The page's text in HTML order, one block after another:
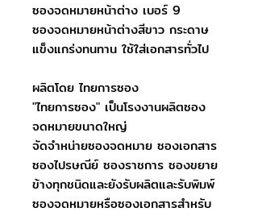
ซองจดหมายหน้าต่าง เบอร์ 9
ซองจดหมายหน้าต่างสีขาว กระดาษ
แข็งแกร่งทนทาน ใช้ใส่เอกสารทั่วไป
ผลิตโดย ไทยการซอง
"ไทยการซอง" เป็นโรงงานผลิตซอง
จดหมายขนาดใหญ่
จัดจำหน่ายซองจดหมาย ซองเอกสาร
ซองไปรษณีย์ ซองราชการ ซองขยาย
ข้างทุกชนิดและยังรับผลิตและรับพิมพ์
ซองจดหมายหรือซองเอกสารสำหรับ